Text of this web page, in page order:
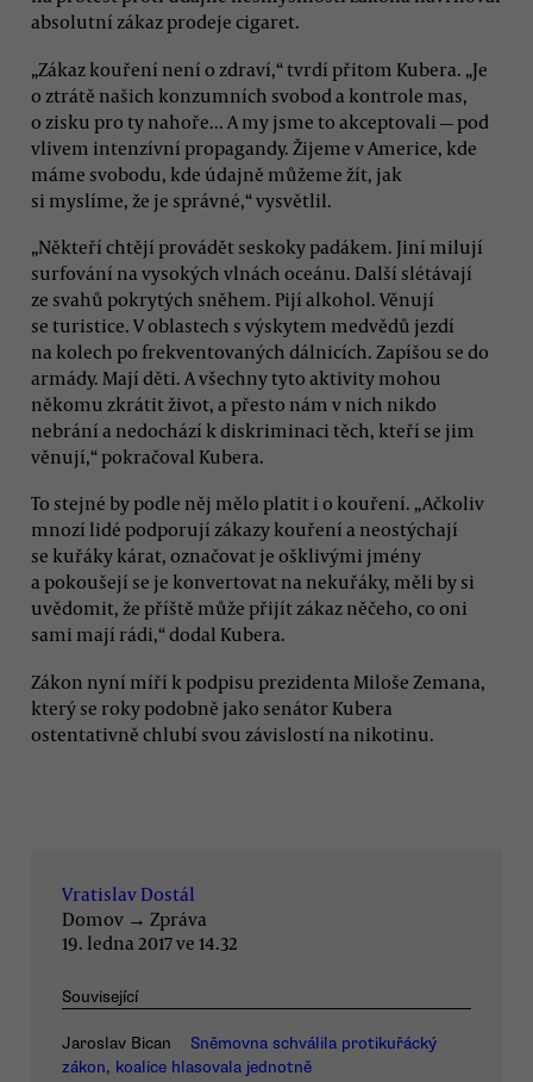
absolutní zákaz prodeje cigaret.
„Zákaz kouření není o zdraví,“ tvrdí přitom Kubera. „Je
o ztrátě našich konzumních svobod a kontrole mas,
o zisku pro ty nahoře... A my jsme to akceptovali — pod
vlivem intenzívní propagandy. Žijeme v Americe, kde
máme svobodu, kde údajně můžeme žít, jak
si myslíme, že je správné,“ vysvětlil.
„Někteří chtějí provádět seskoky padákem. Jiní milují
surfování na vysokých vlnách oceánu. Další slétávají
ze svahů pokrytých sněhem. Pijí alkohol. Věnují
se turistice. V oblastech s výskytem medvědů jezdí
na kolech po frekventovaných dálnicích. Zapíšou se do
armády. Mají děti. A všechny tyto aktivity mohou
někomu zkrátit život, a přesto nám v nich nikdo
nebrání a nedochází k diskriminaci těch, kteří se jim
věnují,“ pokračoval Kubera.
To stejné by podle něj mělo platit i o kouření. „Ačkoliv
mnozí lidé podporují zákazy kouření a neostýchají
se kuřáky kárat, označovat je ošklivými jmény
a pokoušejí se je konvertovat na nekuřáky, měli by si
uvědomit, že příště může přijít zákaz něčeho, co oni
sami mají rádi,“ dodal Kubera.
Zákon nyní míří k podpisu prezidenta Miloše Zemana,
který se roky podobně jako senátor Kubera
ostentativně chlubí svou závislostí na nikotinu.
Vratislav Dostál
Domov → Zpráva
19. ledna 2017 ve 14.32
Související
Jaroslav Bican
Sněmovna schválila protikuřácký
zákon, koalice hlasovala jednotně